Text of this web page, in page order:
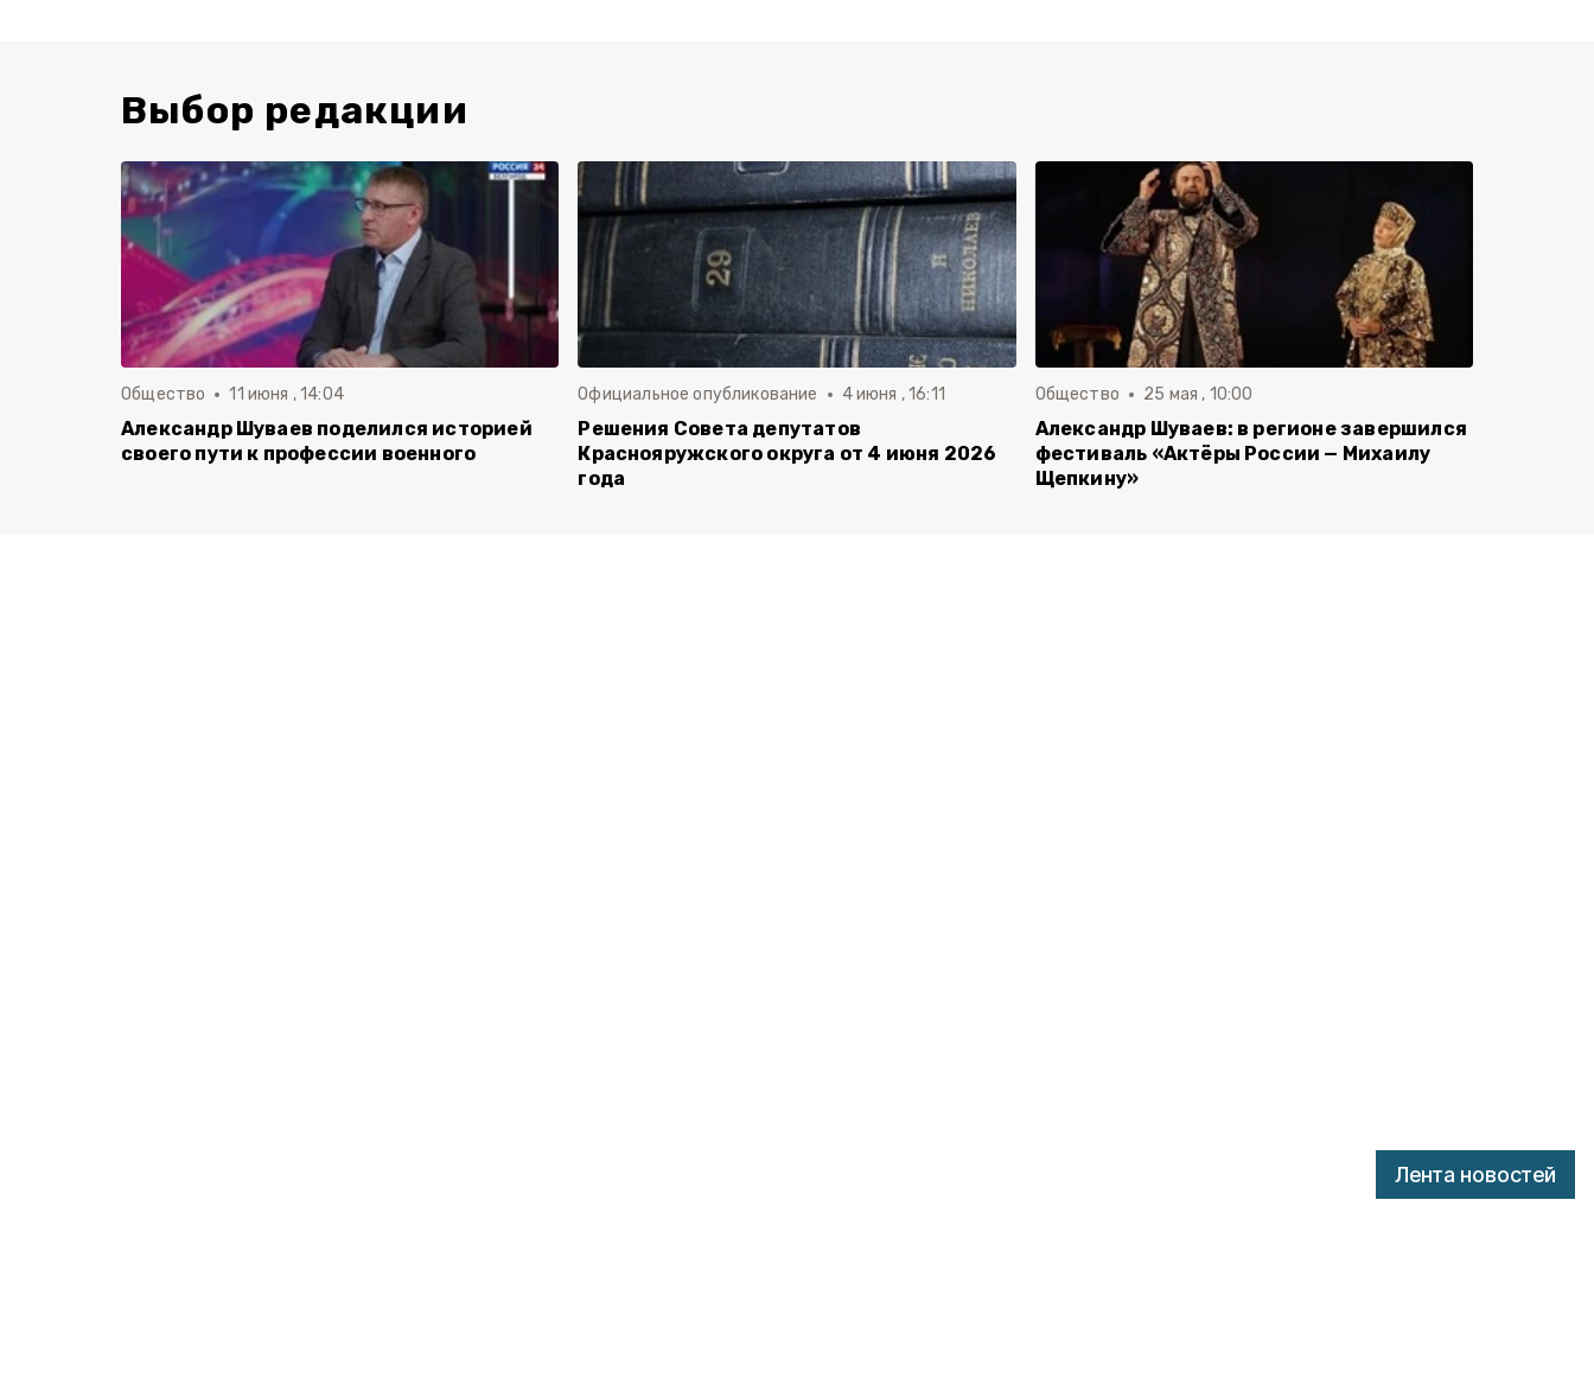
Лента новостей
Выбор редакции
Общество 11 июня , 14:04
Александр Шуваев поделился историей
своего пути к профессии военного
Официальное опубликование 4 июня , 16:11
Решения Совета депутатов
Краснояружского округа от 4 июня 2026
года
Общество 25 мая , 10:00
Александр Шуваев: в регионе завершился
фестиваль «Актёры России — Михаилу
Щепкину»